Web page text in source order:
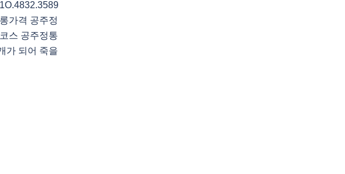
가격 공주정
스 공주정통
가 되어 죽을